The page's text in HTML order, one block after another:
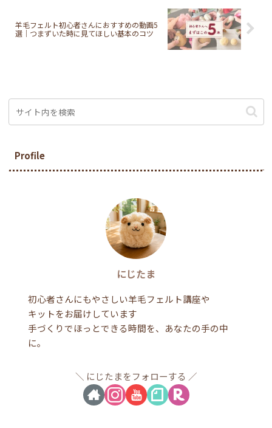
羊毛フェルト初心者さんにおすすめの動画5
選｜つまずいた時に見てほしい基本のコツ
Profile
にじたま
初心者さんにもやさしい羊毛フェルト講座や
キットをお届けしています
手づくりでほっとできる時間を、あなたの手の中
に。
にじたまをフォローする